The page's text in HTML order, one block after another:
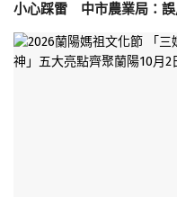
小心踩雷 中市農業局：誤